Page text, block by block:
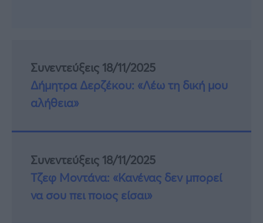
Συνεντεύξεις 18/11/2025
Δήμητρα Δερζέκου: «Λέω τη δική μου
αλήθεια»
Συνεντεύξεις 18/11/2025
Τζεφ Μοντάνα: «Κανένας δεν μπορεί
να σου πει ποιος είσαι»